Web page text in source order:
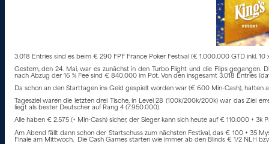
3.018 Entries sind es beim € 290 FPF France Poker Festival (€ 1.000.000 GTD inkl. 10
Gestern, den 24. Mai, war es zunächst in den Turbo Flight und die Flips
nach Abzug der 16 % Fee sind € 840.000 im Pot. Von den insgesamt 3.018 Entries
Da schon an den Starttagen ins Geld gespielt worden war (€ 600 Min-Cash), hatten
Tagesziel waren die letzten drei Tische, in Level 28 (100k/200k/200k) war das Ziel
liegt als bester Deutscher auf Rang 4 (7.950.000).
Alle haben € 2.575 (+ Min-Cash) sicher, der Sieger kann sich heute auf € 110.000 +
Am Abend fällt dann schon der Startschuss zum nächsten Festival, das € 100 + 35
Finale am Mittwoch. Die Cash Games starten wie immer ab den Blinds € 1/2 NLH